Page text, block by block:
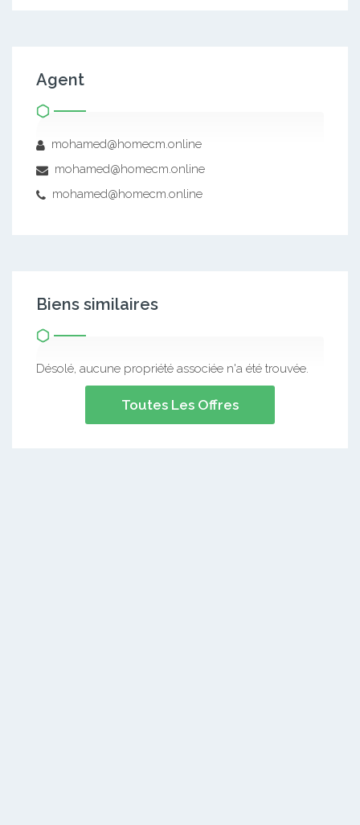
Agent
mohamed@homecm.online
mohamed@homecm.online
mohamed@homecm.online
Biens similaires
Désolé, aucune propriété associée n'a été trouvée.
Toutes Les Offres